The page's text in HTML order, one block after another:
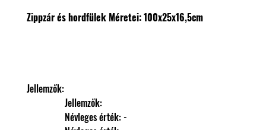
Zippzár és hordfülek Méretei: 100x25x16,5cm
Jellemzők:
                Jellemzők:
                Névleges érték: -